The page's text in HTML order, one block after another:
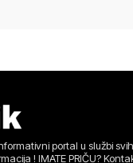
portal u službi
! IMATE PRIČU?